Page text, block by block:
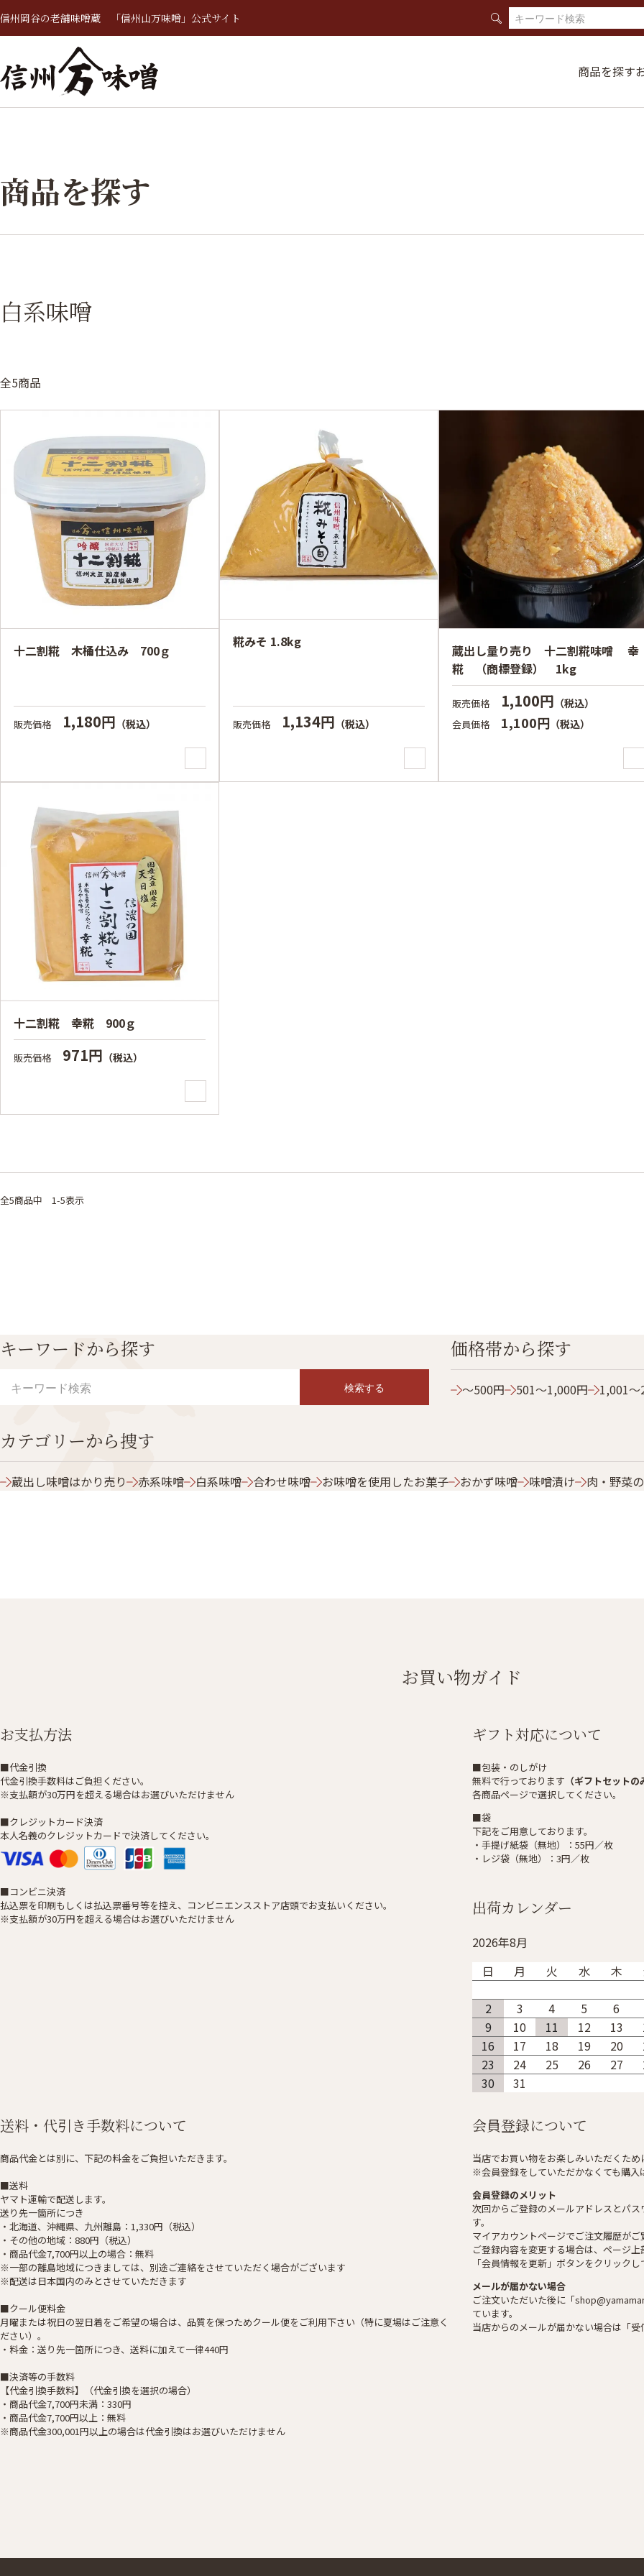
信州岡谷の老舗味噌蔵 「信州山万味噌」公式サイト
商品を探す
商品を探す
白系味噌
全5商品
十二割糀 木桶仕込み 700ｇ
販売価格 1,180円 （税込）
糀みそ 1.8kg
販売価格 1,134円 （税込）
蔵出し量り売り 十二割糀味噌 幸
糀 （商標登録） 1kg
販売価格 1,100円 （税込）
会員価格 1,100円 （税込）
十二割糀 幸糀 900ｇ
販売価格 971円 （税込）
全5商品中 1-5表示
キーワードから探す
検索する
価格帯から探す
～500円 501～1,000円 1,001
カテゴリーから捜す
蔵出し味噌はかり売り 赤系味噌 白系味噌 合わせ味噌 お味噌を使用したお菓子 おかず味噌 味噌漬け 肉・野菜
お買い物ガイド
お支払方法
■代金引換
代金引換手数料はご負担ください。
※支払額が30万円を超える場合はお選びいただけません
■クレジットカード決済
本人名義のクレジットカードで決済してください。
■コンビニ決済
払込票を印刷もしくは払込票番号等を控え、コンビニエンスストア店頭でお支払いください。
※支払額が30万円を超える場合はお選びいただけません
送料・代引き手数料について
商品代金とは別に、下記の料金をご負担いただきます。
■送料
ヤマト運輸で配送します。
送り先一箇所につき
・北海道、沖縄県、九州離島：1,330円（税込）
・その他の地域：880円（税込）
・商品代金7,700円以上の場合：無料
※一部の離島地域につきましては、別途ご連絡をさせていただく場合がございます
※配送は日本国内のみとさせていただきます
■クール便料金
月曜または祝日の翌日着をご希望の場合は、品質を保つためクール便をご利用下さい（特に夏場はご注意く
ださい）。
・料金：送り先一箇所につき、送料に加えて一律440円
■決済等の手数料
【代金引換手数料】（代金引換を選択の場合）
・商品代金7,700円未満：330円
・商品代金7,700円以上：無料
※商品代金300,001円以上の場合は代金引換はお選びいただけません
ギフト対応について
■包装・のしがけ
無料で行っております （ギフトセットの
各商品ページで選択してください。
■袋
下記をご用意しております。
・手提げ紙袋（無地）：55円／枚
・レジ袋（無地）：3円／枚
出荷カレンダー
2026年8月
日
月 火 水 木
2
3 4 5 6
9
10 11 12 13
16
17 18 19 20
23
24 25 26 27
30
31
会員登録について
当店でお買い物をお楽しみいただくた
※会員登録をしていただかなくても購入
会員登録のメリット
次回からご登録のメールアドレスとパ
す。
マイアカウントページでご注文履歴がご
ご登録内容を変更する場合は、ページ
「会員情報を更新」ボタンをクリックし
メールが届かない場合
ご注文いただいた後に「
ています。
当店からのメールが届かない場合は「